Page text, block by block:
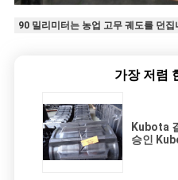
90 밀리미터는 농업 고무 궤도를 던집
가장 저렴
Kubota
승인